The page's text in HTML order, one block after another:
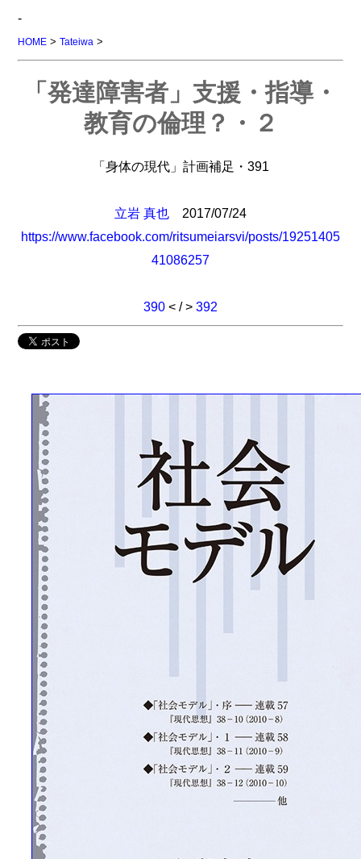
-
HOME >Tateiwa >
「発達障害者」支援・指導・
教育の倫理？・２
「身体の現代」計画補足・391
立岩 真也 2017/07/24
https://www.facebook.com/ritsumeiarsvi/posts/19251405
41086257
390 < / > 392